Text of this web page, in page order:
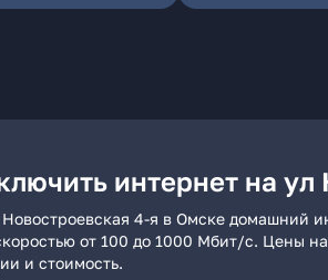
интернет на
Новостроевская 4-я в Омске домашний
от 100 до 1000 Мбит/с. Цены
и стоимость.